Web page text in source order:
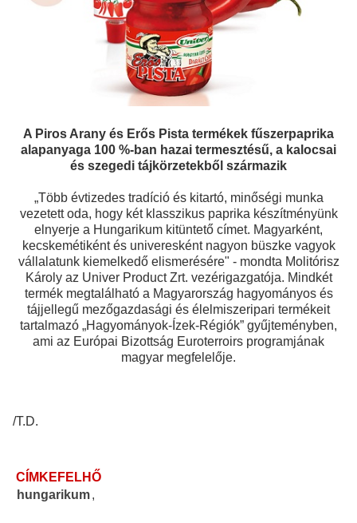
A Piros Arany és Erős Pista termékek fűszerpaprika
alapanyaga 100 %-ban hazai termesztésű, a kalocsai
és szegedi tájkörzetekből származik
„Több évtizedes tradíció és kitartó, minőségi munka
vezetett oda, hogy két klasszikus paprika készítményünk
elnyerje a Hungarikum kitüntető címet. Magyarként,
kecskemétiként és univeresként nagyon büszke vagyok
vállalatunk kiemelkedő elismerésére" - mondta Molitórisz
Károly az Univer Product Zrt. vezérigazgatója. Mindkét
termék megtalálható a Magyarország hagyományos és
tájjellegű mezőgazdasági és élelmiszeripari termékeit
tartalmazó „Hagyományok-Ízek-Régiók” gyűjteményben,
ami az Európai Bizottság Euroterroirs programjának
magyar megfelelője.
/T.D.
CÍMKEFELHŐ
hungarikum,